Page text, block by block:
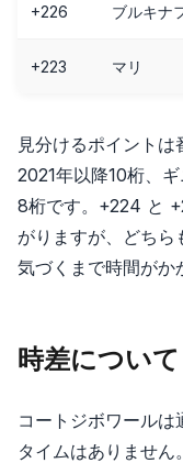
+226 ブルキナ
+223 マリ
見分けるポイント
2021年以降10桁、
8桁です。+224 と
がりますが、どちら
気づくまで時間がか
時差について
コートジボワールは
タイムはありませ